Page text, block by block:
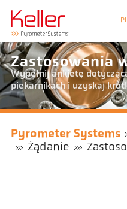
Zastosowania
Wypełnij ankietę
piekarnikach i uzyskaj
Pyrometer Systems
Żądanie